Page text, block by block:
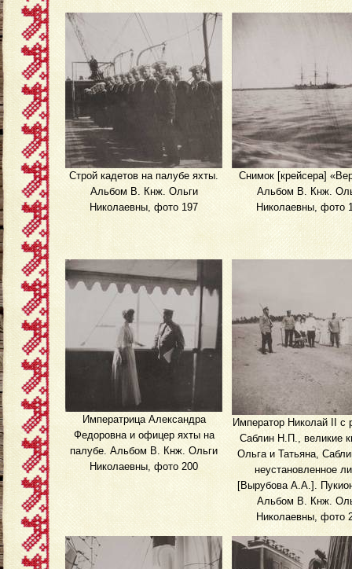
Строй кадетов на палубе яхты.
Альбом В. Кнж. Ольги
Николаевны, фото 197
Снимок [крейсера]
Альбом В. Кнж.
Николаевны, фото
Императрица Александра
Федоровна и офицер яхты на
палубе. Альбом В. Кнж. Ольги
Николаевны, фото 200
Император Николай II с
Саблин Н.П., великие
Ольга и Татьяна,
неустановленное
[Вырубова А.А.].
Альбом В. Кнж.
Николаевны, фото